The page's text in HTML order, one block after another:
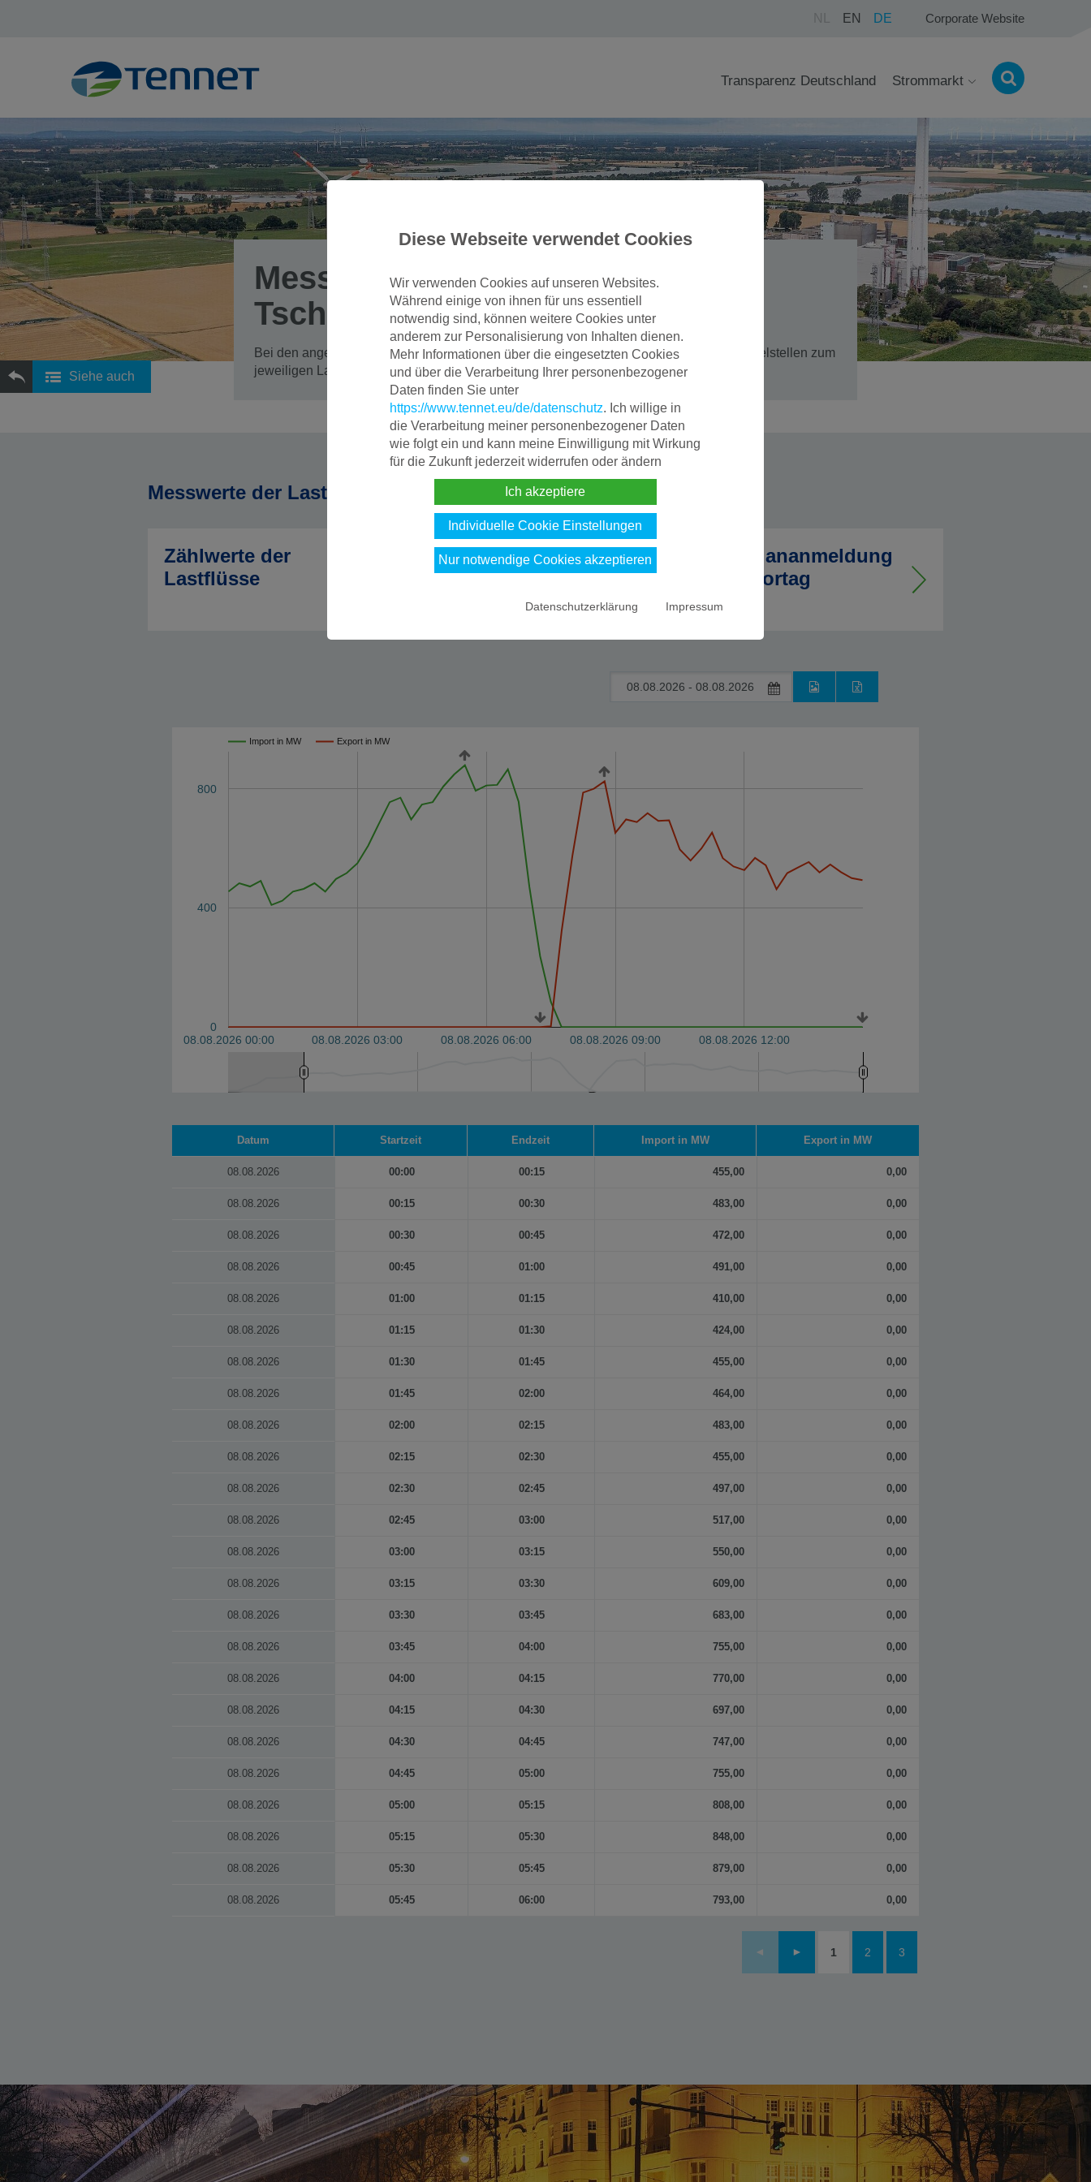
Diese Webseite verwendet Cookies
Wir verwenden Cookies auf unseren Websites.
Während einige von ihnen für uns essentiell
notwendig sind, können weitere Cookies unter
anderem zur Personalisierung von Inhalten dienen.
Mehr Informationen über die eingesetzten Cookies
und über die Verarbeitung Ihrer personenbezogener
Daten finden Sie unter
https://www.tennet.eu/de/datenschutz. Ich willige in
die Verarbeitung meiner personenbezogener Daten
wie folgt ein und kann meine Einwilligung mit Wirkung
für die Zukunft jederzeit widerrufen oder ändern
Ich akzeptiere
Individuelle Cookie Einstellungen
Nur notwendige Cookies akzeptieren
Datenschutzerklärung Impressum
Siehe auch
EN DE Corporate Website
Transparenz Deutschland Strommarkt
Messwerte der Lastflüsse -
Tschechien
Bei den angegebenen Werten handelt es sich um die Summe der Leistungen aller Kuppelstellen zum
jeweiligen Land, jeweils saldiert für beide Lastflussrichtungen.
Messwerte der Lastflüsse
Zählwerte der
Lastflüsse
Abgestimmte
Fahrpläne
Fahrplananmeldung
vom Vortag
Import in MW Export in MW
08.08.2026 00:00 08.08.2026 03:00 08.08.2026 06:00 08.08.2026 09:00 08.08.2026 12:00
0
400
800
Datum Startzeit Endzeit Import in MW Export in MW
08.08.2026 00:00 00:15 455,00 0,00
08.08.2026 00:15 00:30 483,00 0,00
08.08.2026 00:30 00:45 472,00 0,00
08.08.2026 00:45 01:00 491,00 0,00
08.08.2026 01:00 01:15 410,00 0,00
08.08.2026 01:15 01:30 424,00 0,00
08.08.2026 01:30 01:45 455,00 0,00
08.08.2026 01:45 02:00 464,00 0,00
08.08.2026 02:00 02:15 483,00 0,00
08.08.2026 02:15 02:30 455,00 0,00
08.08.2026 02:30 02:45 497,00 0,00
08.08.2026 02:45 03:00 517,00 0,00
08.08.2026 03:00 03:15 550,00 0,00
08.08.2026 03:15 03:30 609,00 0,00
08.08.2026 03:30 03:45 683,00 0,00
08.08.2026 03:45 04:00 755,00 0,00
08.08.2026 04:00 04:15 770,00 0,00
08.08.2026 04:15 04:30 697,00 0,00
08.08.2026 04:30 04:45 747,00 0,00
08.08.2026 04:45 05:00 755,00 0,00
08.08.2026 05:00 05:15 808,00 0,00
08.08.2026 05:15 05:30 848,00 0,00
08.08.2026 05:30 05:45 879,00 0,00
08.08.2026 05:45 06:00 793,00 0,00
1 2 3